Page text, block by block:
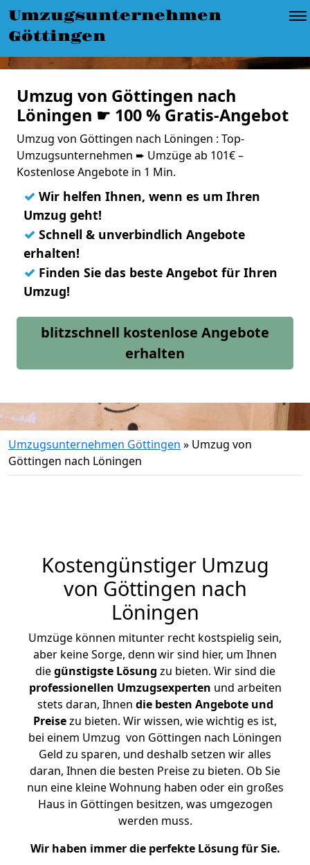
Umzugsunternehmen
Göttingen
Umzug von Göttingen nach
Löningen ☛ 100 % Gratis-Angebot
Umzug von Göttingen nach Löningen : Top-
Umzugsunternehmen ➨ Umzüge ab 101€ –
Kostenlose Angebote in 1 Min.
✓ Wir helfen Ihnen, wenn es um Ihren
Umzug geht!
✓ Schnell & unverbindlich Angebote
erhalten!
✓ Finden Sie das beste Angebot für Ihren
Umzug!
blitzschnell kostenlose Angebote
erhalten
Umzugsunternehmen Göttingen » Umzug von
Göttingen nach Löningen
Kostengünstiger Umzug
von Göttingen nach
Löningen
Umzüge können mitunter recht kostspielig sein,
aber keine Sorge, denn wir sind hier, um Ihnen
diegünstigste Lösung zu bieten. Wir sind die
professionellen Umzugsexperten und arbeiten
stets daran, Ihnen die besten Angebote und
Preisezu bieten. Wir wissen, wie wichtig es ist,
bei einem Umzug von Göttingen nach Löningen
Geld zu sparen, und deshalb setzen wir alles
daran, Ihnen die besten Preise zu bieten. Ob Sie
nun eine kleine Wohnung haben oder ein großes
Haus in Göttingen besitzen, was umgezogen
werden muss.
Wir haben immer die perfekte Lösung für Sie.